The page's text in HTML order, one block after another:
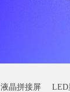
液晶拼接屏 LED